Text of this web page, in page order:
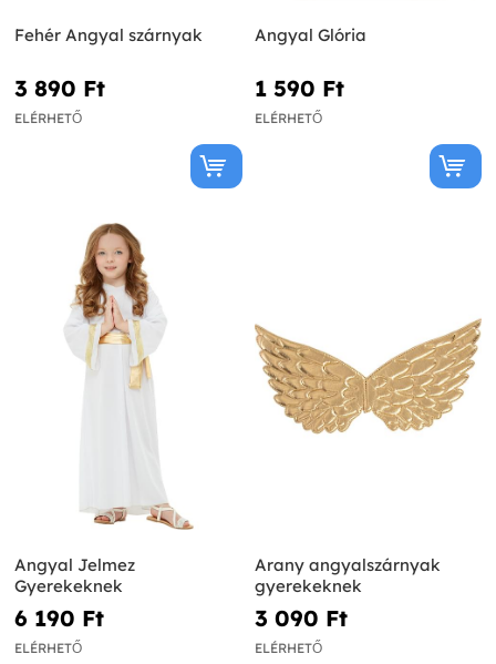
Fehér Angyal szárnyak
3 890 Ft‎
ELÉRHETŐ
Angyal Glória
1 590 Ft‎
ELÉRHETŐ
Angyal Jelmez
Gyerekeknek
6 190 Ft‎
ELÉRHETŐ
Arany angyalszárnyak
gyerekeknek
3 090 Ft‎
ELÉRHETŐ